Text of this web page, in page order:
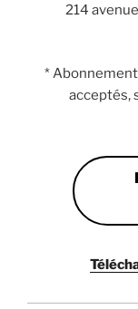
214
*
acceptés,